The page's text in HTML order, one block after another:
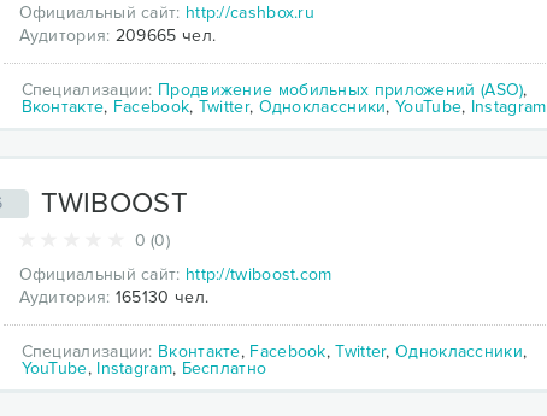
Официальный сайт: http://cashbox.ru
Аудитория: 209665 чел.
Специализации: Продвижение мобильных приложений (ASO),
Вконтакте, Facebook, Twitter, Одноклассники,YouTube, Instagram
TWIBOOST
0 (0)
Официальный сайт: http://twiboost.com
Аудитория: 165130 чел.
Специализации: Вконтакте, Facebook,Twitter,Одноклассники,
YouTube, Instagram, Бесплатно